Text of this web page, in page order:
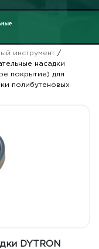
инструмент /
насадки
покрытие) для
полибутеновых
DYTRON